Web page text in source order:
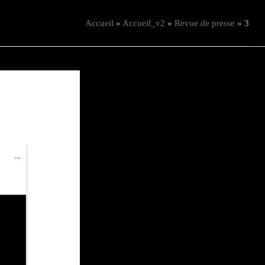
Accueil » Accueil_v2 »Revue de presse »3